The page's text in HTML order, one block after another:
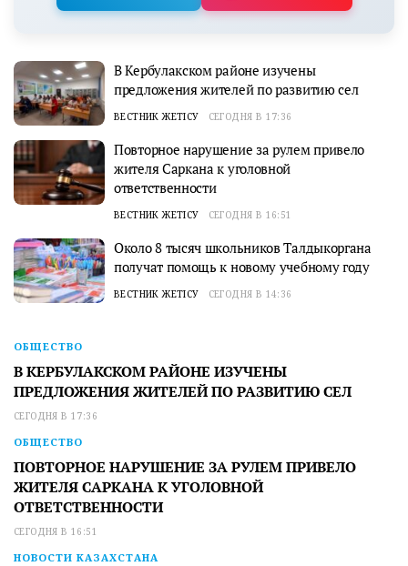
В Кербулакском районе изучены
предложения жителей по развитию сел
ВЕСТНИК ЖЕТІСУ СЕГОДНЯ В 17:36
Повторное нарушение за рулем привело
жителя Саркана к уголовной
ответственности
ВЕСТНИК ЖЕТІСУ СЕГОДНЯ В 16:51
Около 8 тысяч школьников Талдыкоргана
получат помощь к новому учебному году
ВЕСТНИК ЖЕТІСУ СЕГОДНЯ В 14:36
ОБЩЕСТВО
В КЕРБУЛАКСКОМ РАЙОНЕ ИЗУЧЕНЫ
ПРЕДЛОЖЕНИЯ ЖИТЕЛЕЙ ПО РАЗВИТИЮ СЕЛ
СЕГОДНЯ В 17:36
ОБЩЕСТВО
ПОВТОРНОЕ НАРУШЕНИЕ ЗА РУЛЕМ ПРИВЕЛО
ЖИТЕЛЯ САРКАНА К УГОЛОВНОЙ
ОТВЕТСТВЕННОСТИ
СЕГОДНЯ В 16:51
НОВОСТИ КАЗАХСТАНА